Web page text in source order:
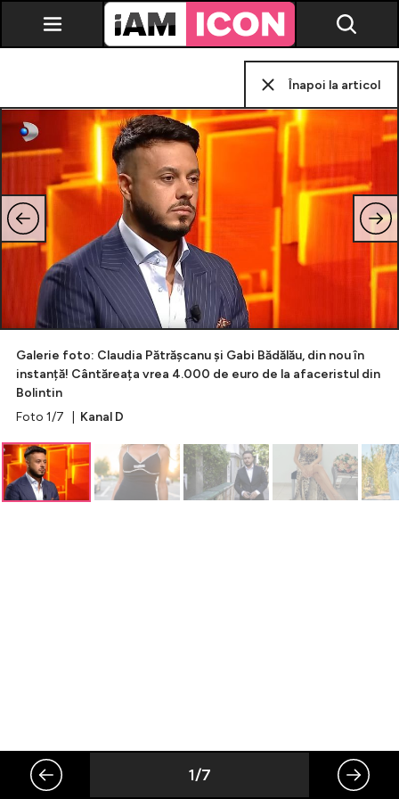
Vedete
Breaking news
Evenimente
Emisiuni TV
Horoscop
Lifestyle
Celebrități
Breaking News
1/7
Înapoi la articol
Galerie foto: Claudia Pătrășcanu și Gabi Bădălău, din nou în
instanță! Cântăreața vrea 4.000 de euro de la afaceristul din
Bolintin
Foto 1/7 | Kanal D